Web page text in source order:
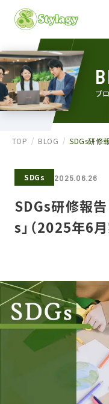
ブ
TOP BLOG SDGs研修
SDGs 2025.06.26
SDGs研修報告
s」（2025年6月